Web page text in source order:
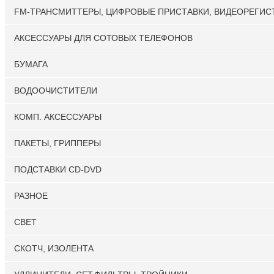
FM-ТРАНСМИТТЕРЫ, ЦИФРОВЫЕ ПРИСТАВКИ,
АКСЕССУАРЫ ДЛЯ СОТОВЫХ ТЕЛЕФОНОВ
БУМАГА
ВОДООЧИСТИТЕЛИ
КОМП. АКСЕССУАРЫ
ПАКЕТЫ, ГРИППЕРЫ
ПОДСТАВКИ CD-DVD
РАЗНОЕ
СВЕТ
СКОТЧ, ИЗОЛЕНТА